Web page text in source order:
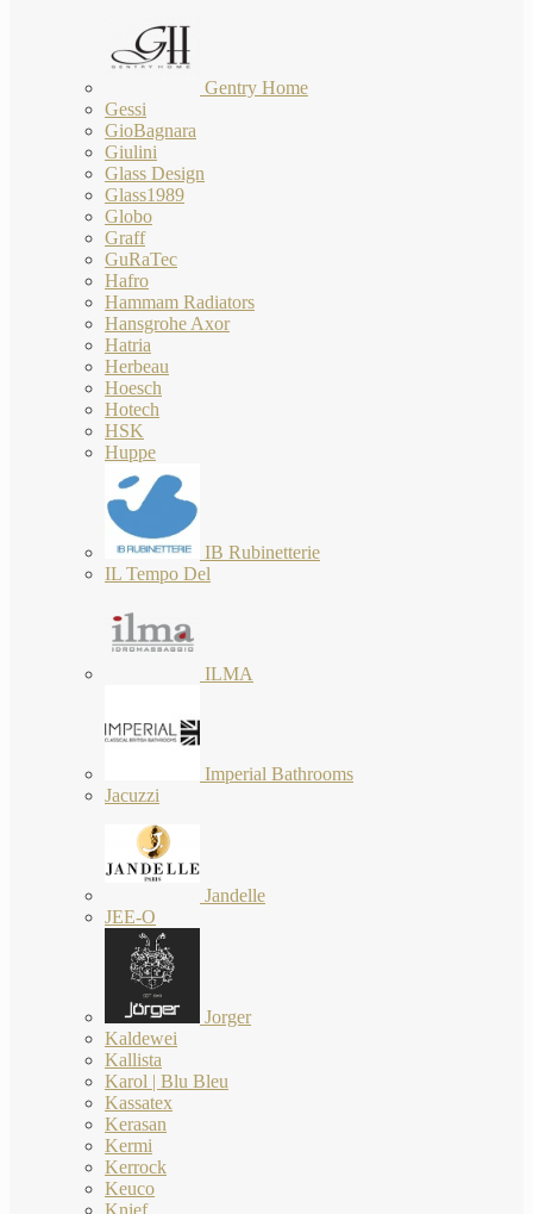
Gentry Home
Gessi
GioBagnara
Giulini
Glass Design
Glass1989
Globo
Graff
GuRaTec
Hafro
Hammam Radiators
Hansgrohe Axor
Hatria
Herbeau
Hoesch
Hotech
HSK
Huppe
IB Rubinetterie
IL Tempo Del
ILMA
Imperial Bathrooms
Jacuzzi
Jandelle
JEE-O
Jorger
Kaldewei
Kallista
Karol | Blu Bleu
Kassatex
Kerasan
Kermi
Kerrock
Keuco